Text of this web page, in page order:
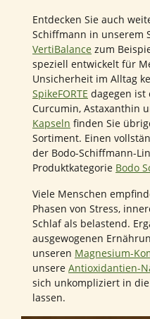
Entdecken Sie auch
Schiffmann in unserem
VertiBalance zum
speziell entwickelt für
Unsicherheit im Alltag
SpikeFORTE dagegen ist
Curcumin, Astaxanthin
Kapseln finden Sie
Sortiment. Einen
der Bodo-Schiffmann-
Produktkategorie Bodo
Viele Menschen
Phasen von Stress,
Schlaf als belastend.
ausgewogenen
unseren Magnesium-
unsere Antioxidantien-
sich unkompliziert in
lassen.